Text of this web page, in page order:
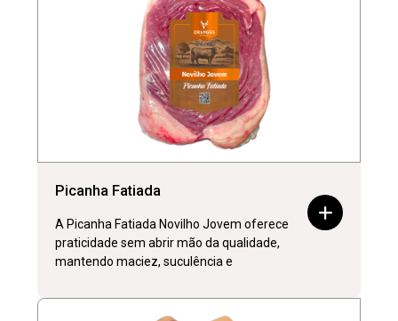
Picanha Fatiada
A Picanha Fatiada Novilho Jovem oferece
praticidade sem abrir mão da qualidade,
mantendo maciez, suculência e